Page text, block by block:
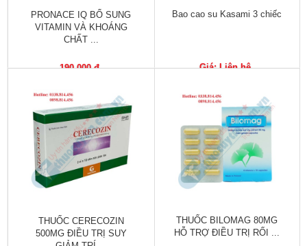
Não,
Thần
kinh
Gan,
Thận,
Tiêu
hóa
Cơ
Khớp
PRONACE IQ BỔ SUNG
VITAMIN VÀ KHOÁNG
CHẤT ...
190,000 đ
Bao cao su Kasami 3 chiếc
Giá: Liên hệ
THUỐC CERECOZIN
500MG ĐIỀU TRỊ SUY
THUỐC BILOMAG 80MG
HỖ TRỢ ĐIỀU TRỊ RỐI ...